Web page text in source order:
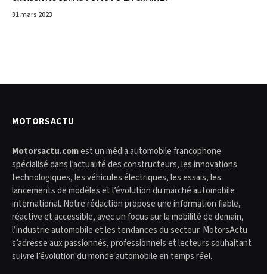
31 mars 2023
MOTORSACTU
Motorsactu.comest un média automobile francophone
spécialisé dans l’actualité des constructeurs, les innovations
technologiques, les véhicules électriques, les essais, les
lancements de modèles et l’évolution du marché automobile
international. Notre rédaction propose une information fiable,
réactive et accessible, avec un focus sur la mobilité de demain,
l’industrie automobile et les tendances du secteur. MotorsActu
s’adresse aux passionnés, professionnels et lecteurs souhaitant
suivre l’évolution du monde automobile en temps réel.